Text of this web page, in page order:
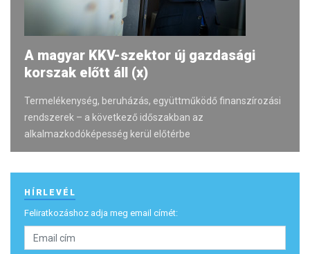
A magyar KKV-szektor új gazdasági
korszak előtt áll (x)
Termelékenység, beruházás, együttműködő finanszírozási
rendszerek – a következő időszakban az
alkalmazkodóképesség kerül előtérbe
HÍRLEVÉL
Feliratkozáshoz adja meg email címét: